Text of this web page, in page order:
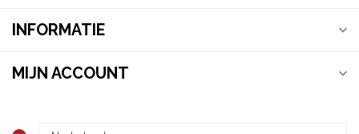
INFORMATIE
MIJN ACCOUNT